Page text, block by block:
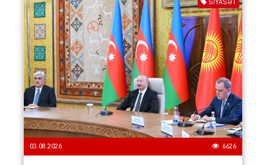
SIYASƏT
03.08.2026 6626